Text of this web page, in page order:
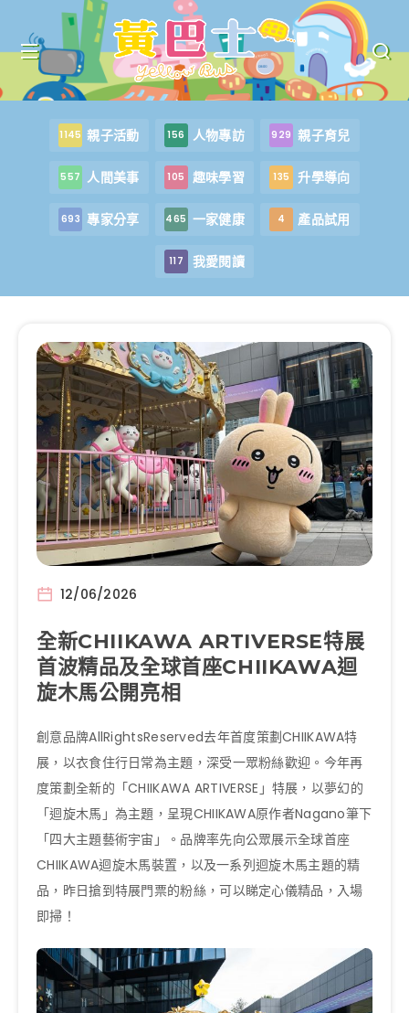
1145 親子活動 156 人物專訪 929 親子育兒
557 人間美事 105 趣味學習 135 升學導向
693 專家分享 465 一家健康 4 產品試用
117 我愛閱讀
12/06/2026
全新CHIIKAWA ARTIVERSE特展
首波精品及全球首座CHIIKAWA迴
旋木馬公開亮相
創意品牌AllRightsReserved去年首度策劃CHIIKAWA特
展，以衣食住行日常為主題，深受一眾粉絲歡迎。今年再
度策劃全新的「CHIIKAWA ARTIVERSE」特展，以夢幻的
「迴旋木馬」為主題，呈現CHIIKAWA原作者Nagano筆下
「四大主題藝術宇宙」。品牌率先向公眾展示全球首座
CHIIKAWA迴旋木馬裝置，以及一系列迴旋木馬主題的精
品，昨日搶到特展門票的粉絲，可以睇定心儀精品，入場
即掃！